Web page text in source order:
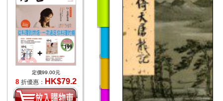
定價99.00元
8 折優惠： HK$79.2